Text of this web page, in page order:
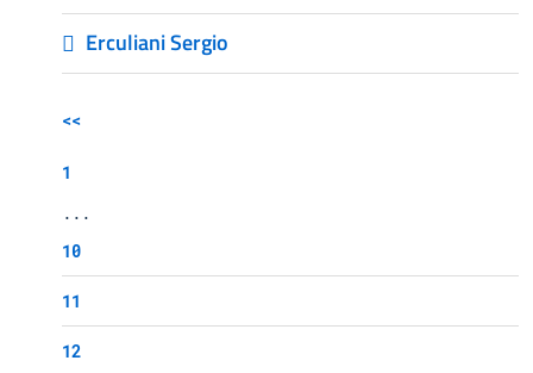
Erculiani Sergio
<<
1
...
10
11
12